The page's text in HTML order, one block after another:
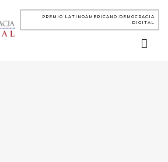
PREMIO LATINOAMERICANO DEMOCRACIA
DIGITAL